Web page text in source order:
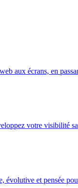
aux écrans, en
votre visibilité
évolutive et pensée